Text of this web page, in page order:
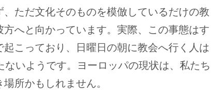
ただ文化そのものを模倣しているだけの教
へと向かっています。実際、この事態はす
こっており、日曜日の朝に教会へ行く人は
ないようです。ヨーロッパの現状は、私たち
所かもしれません。